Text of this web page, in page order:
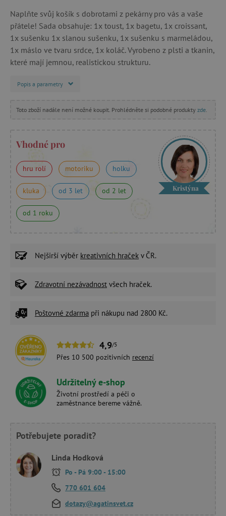
Naplňte svůj košík s dobrotami z pekárny pro vás a vaše
přátele! Sada obsahuje: 1x toust, 1x bagetu, 1x croissant,
1x sušenku 1x slanou sušenku, 1x sušenku s marmeládou,
1x máslo ve tvaru srdce, 1x koláč. Vyrobeno z plsti a tkanin,
které mají jemnou, realistickou strukturu.
Popis a parametry
Toto zboží nadále není možné koupit. Prohlédněte si podobné produkty zde
Vhodné pro
hru rolí motoriku holku
kluka od 3 let od 2 let
od 1 roku
Kristýna
Nejširší výběr kreativních hraček v ČR.
Zdravotní nezávadnost všech hraček.
Poštovné zdarma při nákupu nad 2800 Kč.
4,9/5
Přes 10 500 pozitivních recenzí
Udržitelný e-shop
Životní prostředí a péči o
zaměstnance bereme vážně.
Potřebujete poradit?
Linda Hodková
Po - Pá 9:00 - 15:00
770 601 604
dotazy@agatinsvet.cz